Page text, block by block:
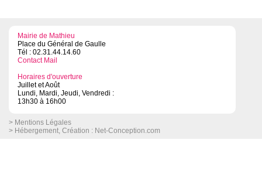
Mairie de Mathieu
Place du Général de Gaulle
Tél : 02.31.44.14.60
Contact Mail
Horaires d'ouverture
Juillet et Août
Lundi, Mardi, Jeudi, Vendredi :
13h30 à 16h00
> Mentions Légales
> Hébergement, Création : Net-Conception.com